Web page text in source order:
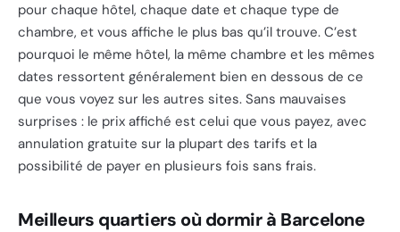
pour chaque hôtel, chaque date et chaque type de
chambre, et vous affiche le plus bas qu’il trouve. C’est
pourquoi le même hôtel, la même chambre et les mêmes
dates ressortent généralement bien en dessous de ce
que vous voyez sur les autres sites. Sans mauvaises
surprises : le prix affiché est celui que vous payez, avec
annulation gratuite sur la plupart des tarifs et la
possibilité de payer en plusieurs fois sans frais.
Meilleurs quartiers où dormir à Barcelone